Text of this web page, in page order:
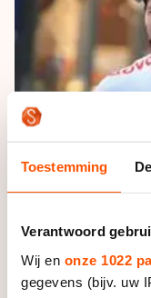
Toestemming
Verantwoord
Wij en onze 1022
gegevens (bijv. uw
Waar kan ik
Evenementen
Tickets
Livestreams
Word schaatsfan!
Winacties
Olympische Spelen
Medaille overzicht
Medaillespiegel